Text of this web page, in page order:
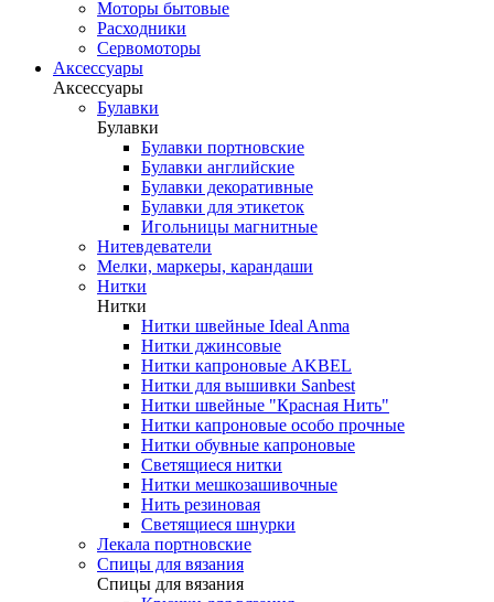
Моторы бытовые
Расходники
Сервомоторы
Аксессуары
Аксессуары
Булавки
Булавки
Булавки портновские
Булавки английские
Булавки декоративные
Булавки для этикеток
Игольницы магнитные
Нитевдеватели
Мелки, маркеры, карандаши
Нитки
Нитки
Нитки швейные Ideal Anma
Нитки джинсовые
Нитки капроновые AKBEL
Нитки для вышивки Sanbest
Нитки швейные "Красная Нить"
Нитки капроновые особо прочные
Нитки обувные капроновые
Светящиеся нитки
Нитки мешкозашивочные
Нить резиновая
Светящиеся шнурки
Лекала портновские
Спицы для вязания
Спицы для вязания